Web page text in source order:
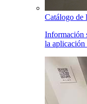
Catálogo de
Información
la